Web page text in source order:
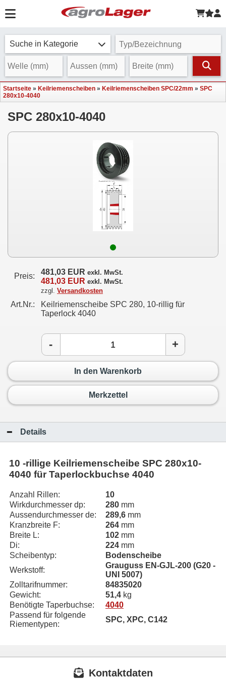
Suche in Kategorie
Startseite » Keilriemenscheiben » Keilriemenscheiben SPC/22mm » SPC
280x10-4040
SPC 280x10-4040
Preis: 481,03 EUR exkl. MwSt.
481,03 EUR exkl. MwSt.
zzgl. Versandkosten
Art.Nr.:
Keilriemenscheibe SPC 280, 10-rillig für
Taperlock 4040
- +
In den Warenkorb
Merkzettel
Details
10 -rillige Keilriemenscheibe SPC 280x10-
4040 für Taperlockbuchse 4040
Anzahl Rillen:
10
Wirkdurchmesser dp:
280 mm
Aussendurchmesser de:
289,6 mm
Kranzbreite F:
264 mm
Breite L:
102 mm
Di:
224 mm
Scheibentyp:
Bodenscheibe
Werkstoff:
Grauguss EN-GJL-200 (G20 -
UNI 5007)
Zolltarifnummer:
84835020
Gewicht:
51,4 kg
Benötigte Taperbuchse:
4040
Passend für folgende
Riementypen:
SPC, XPC, C142
Kontaktdaten